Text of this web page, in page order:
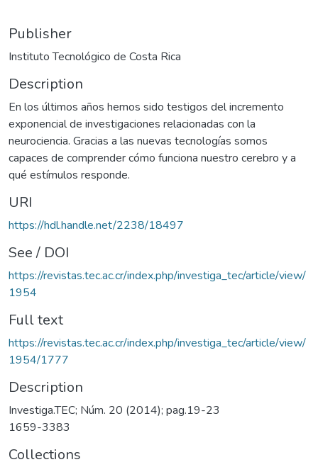
Publisher
Instituto Tecnológico de Costa Rica
Description
En los últimos años hemos sido testigos del incremento
exponencial de investigaciones relacionadas con la
neurociencia. Gracias a las nuevas tecnologías somos
capaces de comprender cómo funciona nuestro cerebro y a
qué estímulos responde.
URI
https://hdl.handle.net/2238/18497
See / DOI
https://revistas.tec.ac.cr/index.php/investiga_tec/article/view/
1954
Full text
https://revistas.tec.ac.cr/index.php/investiga_tec/article/view/
1954/1777
Description
Investiga.TEC; Núm. 20 (2014); pag.19-23
1659-3383
Collections